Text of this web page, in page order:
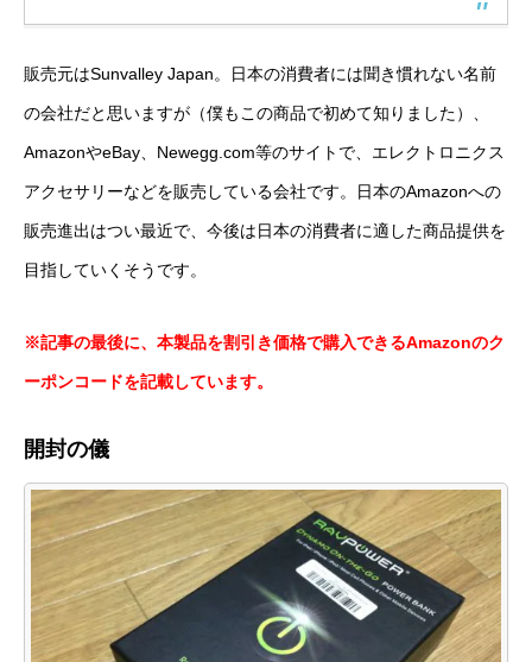
販売元はSunvalley Japan。日本の消費者には聞き慣れない名前
の会社だと思いますが（僕もこの商品で初めて知りました）、
AmazonやeBay、Newegg.com等のサイトで、エレクトロニクス
アクセサリーなどを販売している会社です。日本のAmazonへの
販売進出はつい最近で、今後は日本の消費者に適した商品提供を
目指していくそうです。
※記事の最後に、本製品を割引き価格で購入できるAmazonのク
ーポンコードを記載しています。
開封の儀